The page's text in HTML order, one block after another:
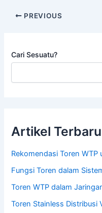
PREVIOUS
Cari Sesuatu?
Artikel Terbaru
Rekomendasi Toren
Fungsi Toren dalam
Toren WTP dalam
Toren Stainless Distribusi